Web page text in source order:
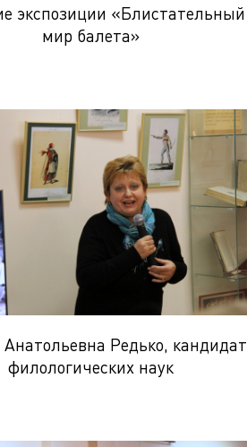
экспозиции «Блистательный
мир балета»
Редько, кандидат
филологических наук